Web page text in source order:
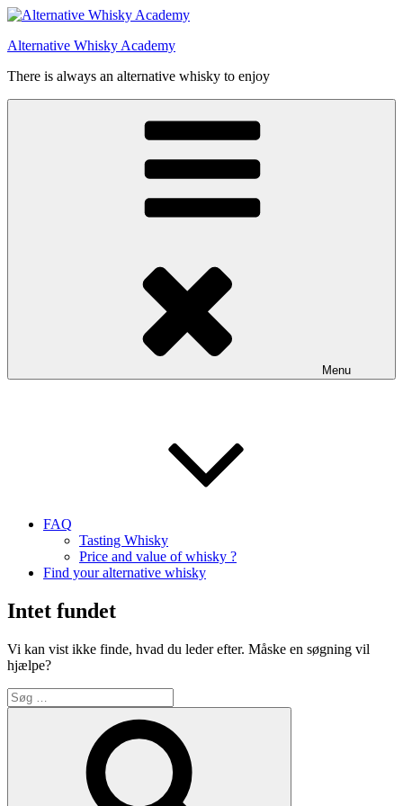
Videre
indhold
Alternative Whisky Academy
There is always an alternative whisky to enjoy
Menu
FAQ
Tasting Whisky
Price and value of whisky ?
Find your alternative whisky
Intet fundet
Vi kan vist ikke finde, hvad du leder efter. Måske en søgning vil
hjælpe?
Søg
efter: